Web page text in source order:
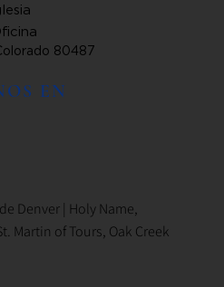
80487
EN
Denver | Holy Name,
Martin of Tours, Oak Creek